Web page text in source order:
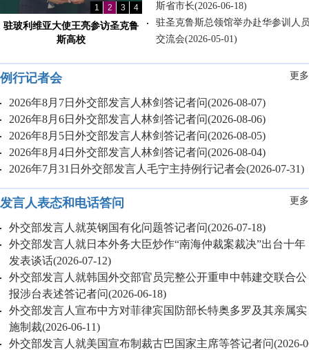
1 2 3 4
驻玻利维亚大使王亮参访圣克鲁
斯高校
斯省市长(2026-06-18)
驻圣克鲁斯总领馆举办赴华参训人
交流会(2026-05-01)
例行记者会 更
2026年8月7日外交部发言人林剑答记者问(2026-08-07)
2026年8月6日外交部发言人林剑答记者问(2026-08-06)
2026年8月5日外交部发言人林剑答记者问(2026-08-05)
2026年8月4日外交部发言人林剑答记者问(2026-08-04)
2026年7月31日外交部发言人毛宁主持例行记者会(2026-07-31)
发言人表态和电话答问 更
外交部发言人就英钢国有化问题答记者问(2026-07-18)
外交部发言人就日本外务大臣炒作“南海仲裁案裁决”出台十年
发表谈话(2026-07-12)
外交部发言人就韩国外交部官员完整公开重申中韩建交联合公
报涉台表述答记者问(2026-06-18)
外交部发言人宣布中方对菲律宾国防部长特奥多罗及其亲属实
施制裁(2026-06-11)
外交部发言人就美国宣布制裁古巴国家主席等答记者问(2026-